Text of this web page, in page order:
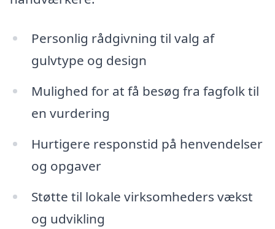
Personlig rådgivning til valg af
gulvtype og design
Mulighed for at få besøg fra fagfolk til
en vurdering
Hurtigere responstid på henvendelser
og opgaver
Støtte til lokale virksomheders vækst
og udvikling